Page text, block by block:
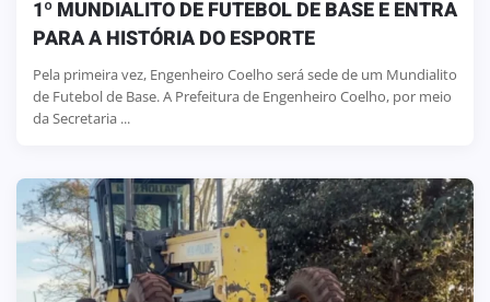
1º MUNDIALITO DE FUTEBOL DE BASE E ENTRA
PARA A HISTÓRIA DO ESPORTE
Pela primeira vez, Engenheiro Coelho será sede de um Mundialito
de Futebol de Base. A Prefeitura de Engenheiro Coelho, por meio
da Secretaria ...